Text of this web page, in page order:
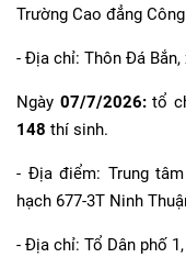
Trường Cao đẳng
- Địa chỉ: Thôn Đá Bắn,
Ngày 07/7/2026:tổ
148 thí sinh.
- Địa điểm: Trung
hạch 677-3T Ninh
- Địa chỉ: Tổ Dân phố